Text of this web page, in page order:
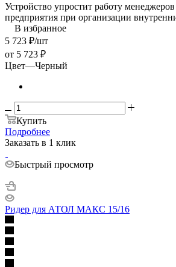
Устройство упростит работу
предприятия при организации
В избранное
5 723 ₽/шт
от 5 723 ₽
Цвет—Черный
Купить
Подробнее
Заказать в 1 клик
Быстрый просмотр
Ридер для АТОЛ МАКС 15/16